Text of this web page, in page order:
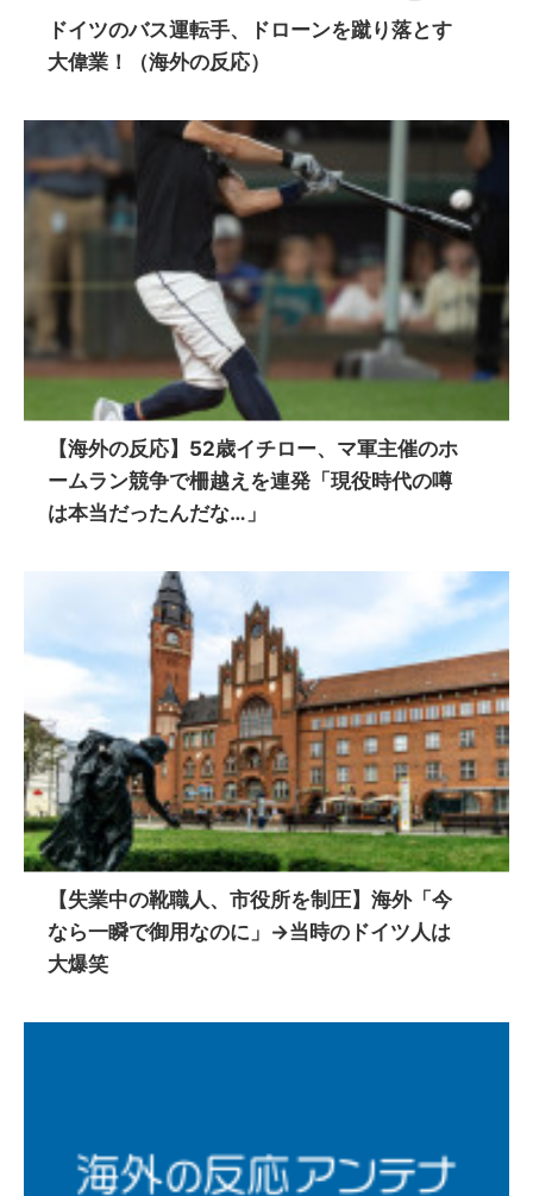
ドイツのバス運転手、ドローンを蹴り落とす
大偉業！（海外の反応）
【海外の反応】52歳イチロー、マ軍主催のホ
ームラン競争で柵越えを連発「現役時代の噂
は本当だったんだな…」
【失業中の靴職人、市役所を制圧】海外「今
なら一瞬で御用なのに」→当時のドイツ人は
大爆笑